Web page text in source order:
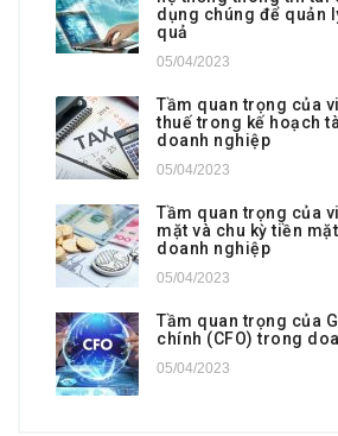
dụng chúng để quản
quả
05/04/2023
Tầm quan trọng của
thuế trong kế hoạch
doanh nghiệp
05/04/2023
Tầm quan trọng của
mặt và chu kỳ tiền
doanh nghiệp
05/04/2023
Tầm quan trọng của
chính (CFO) trong
05/04/2023